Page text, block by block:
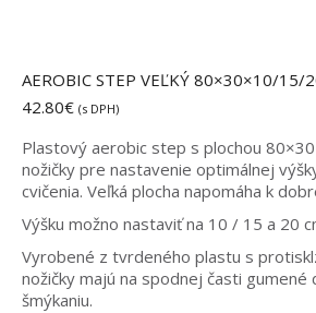
AEROBIC STEP VEĽKÝ 80×30×10/15/
42.80€ (s DPH)
Plastový aerobic step s plochou
nožičky pre nastavenie optimálnej
cvičenia. Veľká plocha napomáha k
Výšku možno nastaviť na 10 / 15 a 20
Vyrobené z tvrdeného plastu s
nožičky majú na spodnej časti
šmýkaniu.